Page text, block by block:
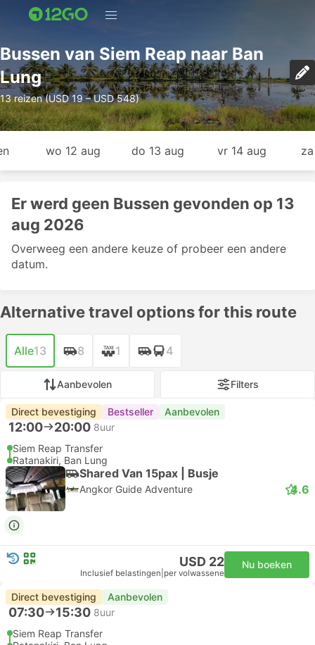
Bussen van Siem Reap naar Ban
Lung
13 reizen (USD 19 – USD 548)
wo 12 aug do 13 aug vr 14 aug
Er werd geen Bussen gevonden op 13
aug 2026
Overweeg een andere keuze of probeer een andere
datum.
Alternative travel options for this route
Alle13 8 1 4
Aanbevolen Filters
Direct bevestiging Bestseller Aanbevolen
12:00 20:00 8uur
Siem Reap Transfer
Ratanakiri, Ban Lung
Shared Van 15pax | Busje
Angkor Guide Adventure 4.6
USD 22
Inclusief belastingen per volwassene
Nu boeken
Direct bevestiging Aanbevolen
07:30 15:30 8uur
Siem Reap Transfer